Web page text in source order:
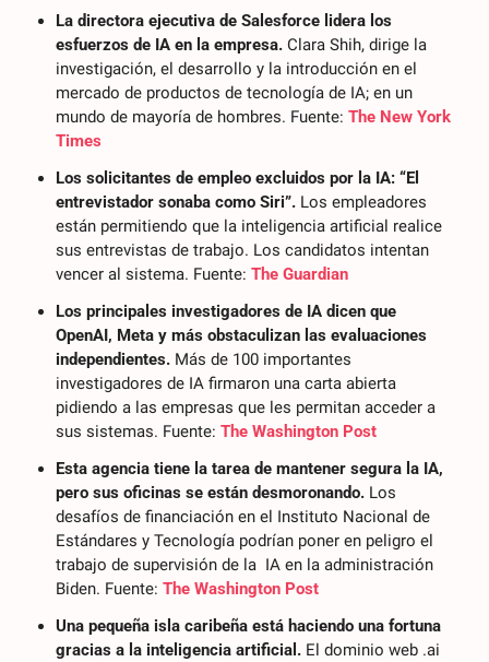
La directora ejecutiva de Salesforce lidera los
esfuerzos de IA en la empresa. Clara Shih, dirige la
investigación, el desarrollo y la introducción en el
mercado de productos de tecnología de IA; en un
mundo de mayoría de hombres. Fuente: The New York
Times
Los solicitantes de empleo excluidos por la IA: “El
entrevistador sonaba como Siri”. Los empleadores
están permitiendo que la inteligencia artificial realice
sus entrevistas de trabajo. Los candidatos intentan
vencer al sistema. Fuente: The Guardian
Los principales investigadores de IA dicen que
OpenAI, Meta y más obstaculizan las evaluaciones
independientes. Más de 100 importantes
investigadores de IA firmaron una carta abierta
pidiendo a las empresas que les permitan acceder a
sus sistemas. Fuente: The Washington Post
Esta agencia tiene la tarea de mantener segura la IA,
pero sus oficinas se están desmoronando. Los
desafíos de financiación en el Instituto Nacional de
Estándares y Tecnología podrían poner en peligro el
trabajo de supervisión de la  IA en la administración
Biden. Fuente: The Washington Post
Una pequeña isla caribeña está haciendo una fortuna
gracias a la inteligencia artificial. El dominio web .ai